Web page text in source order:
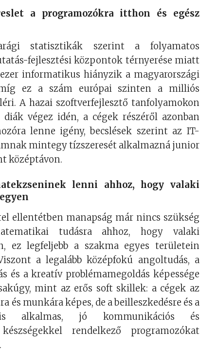
a programozókra itthon és egész
statisztikák szerint a folyamatos
fejlesztési központok térnyerése miatt
informatikus hiányzik a magyarországi
ez a szám európai szinten a milliós
A hazai szoftverfejlesztő tanfolyamokon
végez idén, a cégek részéről azonban
lenne igény, becslések szerint az IT-
mintegy tízszeresét alkalmazná junior
középtávon.
lenni ahhoz, hogy valaki
ellentétben manapság már nincs szükség
tudásra ahhoz, hogy valaki
ez legfeljebb a szakma egyes területein
a legalább középfokú angoltudás, a
és a kreatív problémamegoldás képessége
mint az erős soft skillek: a cégek az
és munkára képes, de a beilleszkedésre és a
is alkalmas, jó kommunikációs és
rendelkező programozókat